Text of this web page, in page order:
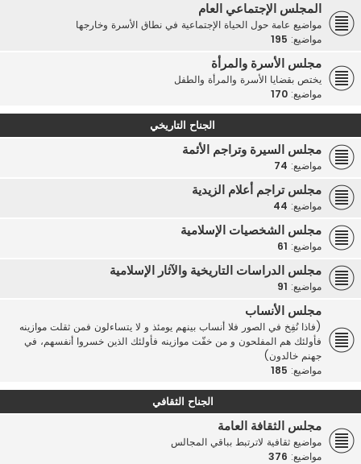
المجلس الإجتماعي العام
مواضيع عامة حول الحياة الإجتماعية في نطاق الأسرة وخارجها
مواضيع: 195
مجلس الأسرة والمرأة
يختص بقضايا الأسرة والمرأة والطفل
مواضيع: 170
الجناح التاريخي
مجلس السيرة وتراجم الأئمة
مواضيع: 74
مجلس تراجم أعلام الزيدية
مواضيع: 44
مجلس الشخصيات الإسلامية
مواضيع: 61
مجلس الدراسات التاريخية والآثار الإسلامية
مواضيع: 91
مجلس الأنساب
(فاذا نُفِخ في الصور فلا أنساب بينهم يومئذ و لا يتساءلون فمن ثقلت موازينه
فأولئك هم المفلحون و من خفّت موازينه فأولئك الذين خسروا أنفسهم، في
جهنم خالدون)
مواضيع: 185
الجناح الثقافي
مجلس الثقافة العامة
مواضيع ثقافية لاترتبط بباقي المجالس
مواضيع: 376